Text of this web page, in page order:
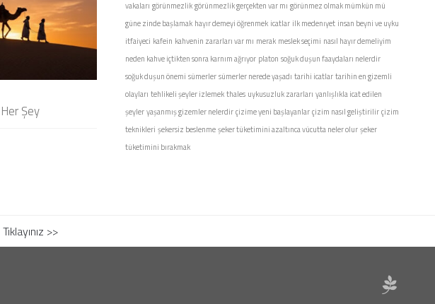
Şey
vakaları görünmezlikgörünmezlik gerçekten var mı görünmez olmak mümkün mü
güne zinde başlamak hayır demeyi öğrenmek icatlar ilk medenıyet insan beyni ve uyku
itfaiyeci kafein kahvenin zararları var mı merak meslek seçimi nasıl hayır demeliyim
neden kahve içtikten sonra karnım ağrıyor platon soğuk duşun faaydaları nelerdir
soğuk duşun önemi sümerlersümerler nerede yaşadı tarihi icatlartarihin en gizemli
olayları tehlikeli şeyler izlemekthales uykusuzluk zararları yanlışlıkla icat edilen
şeyleryaşanmış gizemler nelerdirçizime yeni başlayanlarçizim nasıl geliştirilirçizim
teknikleri şekersiz beslenmeşeker tüketimini azaltınca vücutta neler olurşeker
tüketimini bırakmak
>>